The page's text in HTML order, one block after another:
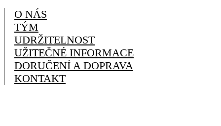
O NÁS
TÝM
UDRŽITELNOST
UŽITEČNÉ INFORMACE
DORUČENÍ A DOPRAVA
KONTAKT